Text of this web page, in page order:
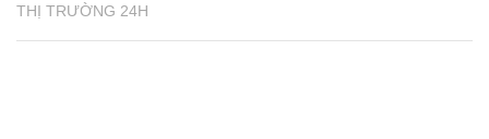
THỊ TRƯỜNG 24H